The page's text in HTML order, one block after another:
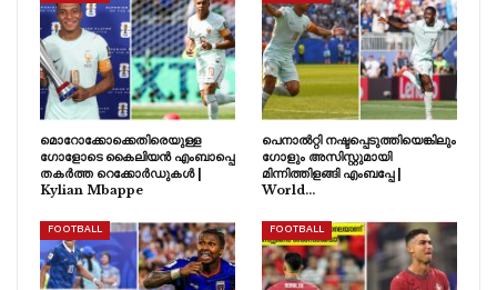
മൊറോക്കോക്കെതിരെയുള്ള
ഗോളോടെ കൈലിയൻ എംബാപ്പെ
തകർത്ത റെക്കോർഡുകൾ |
Kylian Mbappe
പെനാൽറ്റി നഷ്ടപ്പെടുത്തിയെങ്കിലും
ഗോളും അസിസ്റ്റുമായി
മിന്നിത്തിളങ്ങി എംബപ്പേ |
World…
FOOTBALL FOOTBALL